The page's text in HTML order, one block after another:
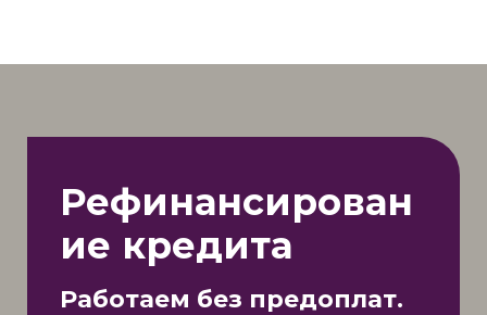
Рефинансирован
ие кредита
Работаем без предоплат.